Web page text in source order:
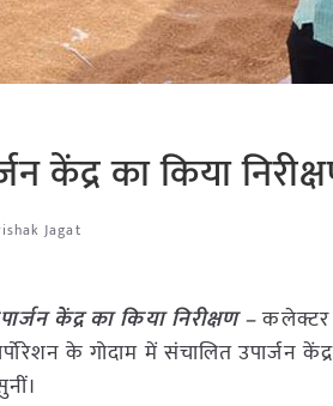
का किया
Jagat
केंद्र का किया निरीक्षण –कलेक्टर
के गोदाम में संचालित उपार्जन